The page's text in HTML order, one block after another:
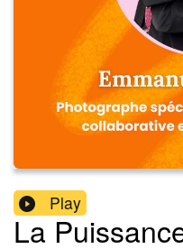
Play
La